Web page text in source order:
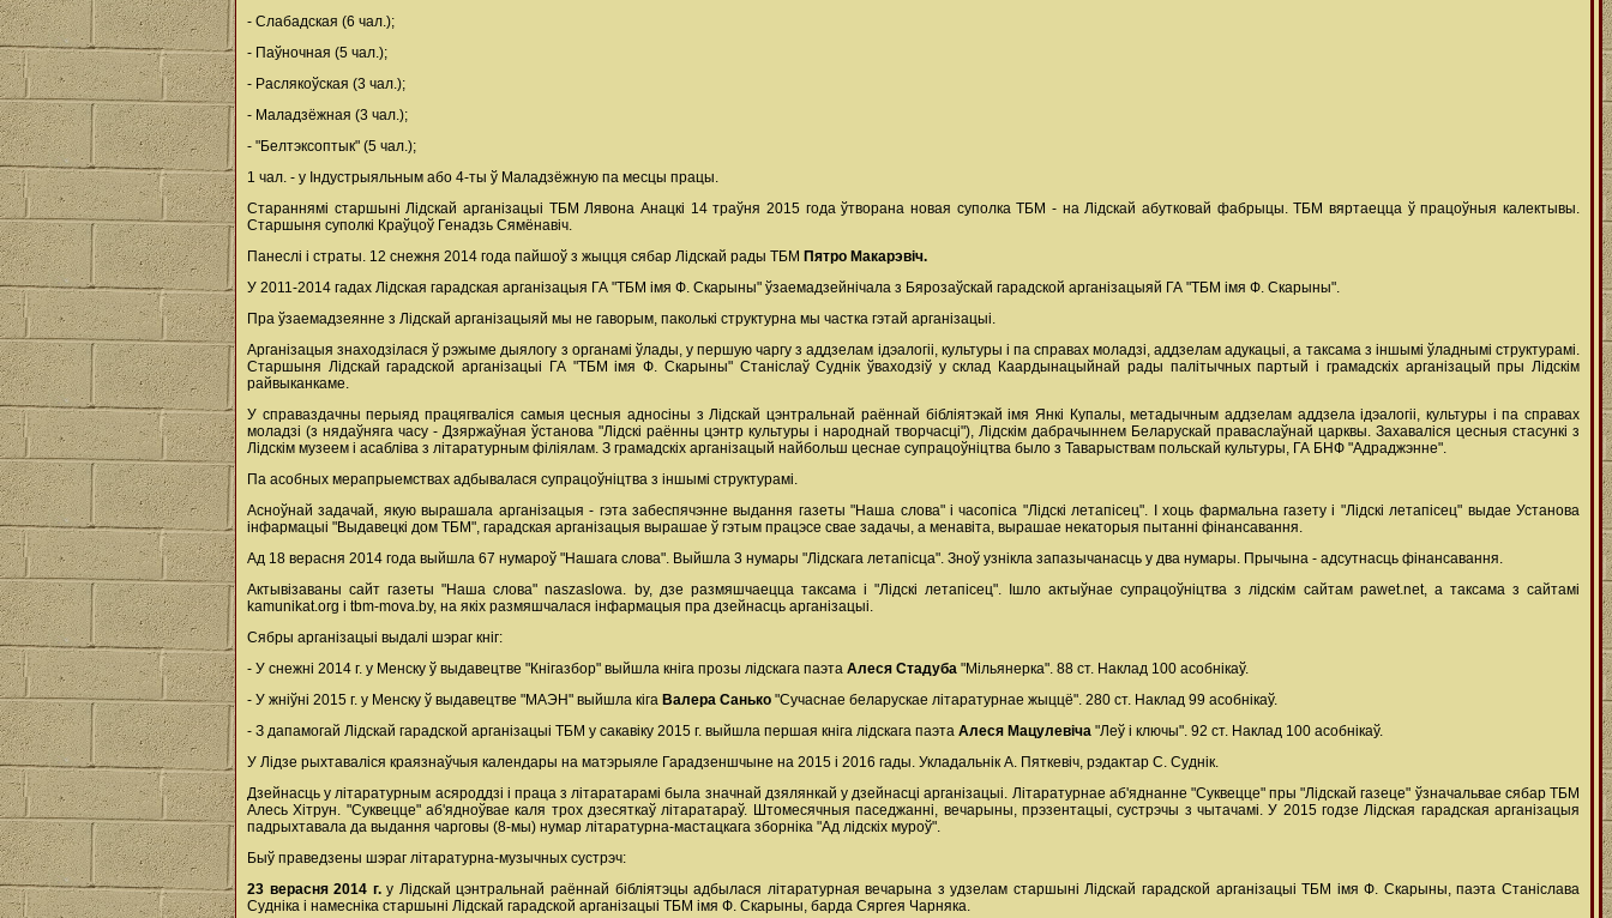
- Слабадская (6 чал.);
- Паўночная (5 чал.);
- Раслякоўская (3 чал.);
- Маладзёжная (3 чал.);
- "Белтэксоптык" (5 чал.);
1 чал. - у Індустрыяльным або 4-ты ў Маладзёжную па месцы працы.
Стараннямі старшыні Лідскай арганізацыі ТБМ Лявона Анацкі 14 траўня 2015 года ўтворана новая суполка ТБМ - на Лідскай абутковай фабрыцы. ТБМ вяртаецца ў працоўныя калектывы.
Старшыня суполкі Краўцоў Генадзь Сямёнавіч.
Панеслі і страты. 12 снежня 2014 года пайшоў з жыцця сябар Лідскай рады ТБМ Пятро Макарэвіч.
У 2011-2014 гадах Лідская гарадская арганізацыя ГА "ТБМ імя Ф. Скарыны" ўзаемадзейнічала з Бярозаўскай гарадской арганізацыяй ГА "ТБМ імя Ф. Скарыны".
Пра ўзаемадзеянне з Лідскай арганізацыяй мы не гаворым, паколькі структурна мы частка гэтай арганізацыі.
Арганізацыя знаходзілася ў рэжыме дыялогу з органамі ўлады, у першую чаргу з аддзелам ідэалогіі, культуры і па справах моладзі, аддзелам адукацыі, а таксама з іншымі ўладнымі структурамі.
Старшыня Лідскай гарадской арганізацыі ГА "ТБМ імя Ф. Скарыны" Станіслаў Суднік ўваходзіў у склад Каардынацыйнай рады палітычных партый і грамадскіх арганізацый пры Лідскім
райвыканкаме.
У справаздачны перыяд працягваліся самыя цесныя адносіны з Лідскай цэнтральнай раённай бібліятэкай імя Янкі Купалы, метадычным аддзелам аддзела ідэалогіі, культуры і па справах
моладзі (з нядаўняга часу - Дзяржаўная ўстанова "Лідскі раённы цэнтр культуры і народнай творчасці"), Лідскім дабрачыннем Беларускай праваслаўнай царквы. Захаваліся цесныя стасункі з
Лідскім музеем і асабліва з літаратурным філіялам. З грамадскіх арганізацый найбольш цеснае супрацоўніцтва было з Таварыствам польскай культуры, ГА БНФ "Адраджэнне".
Па асобных мерапрыемствах адбывалася супрацоўніцтва з іншымі структурамі.
Асноўнай задачай, якую вырашала арганізацыя - гэта забеспячэнне выдання газеты "Наша слова" і часопіса "Лідскі летапісец". І хоць фармальна газету і "Лідскі летапісец" выдае Установа
інфармацыі "Выдавецкі дом ТБМ", гарадская арганізацыя вырашае ў гэтым працэсе свае задачы, а менавіта, вырашае некаторыя пытанні фінансавання.
Ад 18 верасня 2014 года выйшла 67 нумароў "Нашага слова". Выйшла 3 нумары "Лідскага летапісца". Зноў узнікла запазычанасць у два нумары. Прычына - адсутнасць фінансавання.
Актывізаваны сайт газеты "Наша слова" naszaslowa. by, дзе размяшчаецца таксама і "Лідскі летапісец". Ішло актыўнае супрацоўніцтва з лідскім сайтам pawet.net, а таксама з сайтамі
kamunikat.org i tbm-mova.by, на якіх размяшчалася інфармацыя пра дзейнасць арганізацыі.
Сябры арганізацыі выдалі шэраг кніг:
- У снежні 2014 г. у Менску ў выдавецтве "Кнігазбор" выйшла кніга прозы лідскага паэта Алеся Стадуба "Мільянерка". 88 ст. Наклад 100 асобнікаў.
- У жніўні 2015 г. у Менску ў выдавецтве "МАЭН" выйшла кіга Валера Санько "Сучаснае беларускае літаратурнае жыццё". 280 ст. Наклад 99 асобнікаў.
- З дапамогай Лідскай гарадской арганізацыі ТБМ у сакавіку 2015 г. выйшла першая кніга лідскага паэта Алеся Мацулевіча "Леў і ключы". 92 ст. Наклад 100 асобнікаў.
У Лідзе рыхтаваліся краязнаўчыя календары на матэрыяле Гарадзеншчыне на 2015 і 2016 гады. Укладальнік А. Пяткевіч, рэдактар С. Суднік.
Дзейнасць у літаратурным асяроддзі і праца з літаратарамі была значнай дзялянкай у дзейнасці арганізацыі. Літаратурнае аб'яднанне "Суквецце" пры "Лідскай газеце" ўзначальвае сябар ТБМ
Алесь Хітрун. "Суквецце" аб'ядноўвае каля трох дзесяткаў літаратараў. Штомесячныя паседжанні, вечарыны, прэзентацыі, сустрэчы з чытачамі. У 2015 годзе Лідская гарадская арганізацыя
падрыхтавала да выдання чарговы (8-мы) нумар літаратурна-мастацкага зборніка "Ад лідскіх муроў".
Быў праведзены шэраг літаратурна-музычных сустрэч:
23 верасня 2014 г.у Лідскай цэнтральнай раённай бібліятэцы адбылася літаратурная вечарына з удзелам старшыні Лідскай гарадской арганізацыі ТБМ імя Ф. Скарыны, паэта Станіслава
Судніка і намесніка старшыні Лідскай гарадской арганізацыі ТБМ імя Ф. Скарыны, барда Сяргея Чарняка.